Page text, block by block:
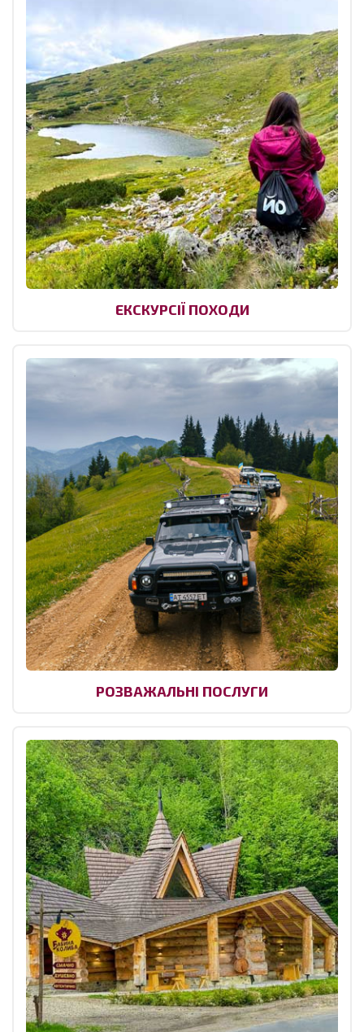
ЕКСКУРСІЇ ПОХОДИ
РОЗВАЖАЛЬНІ ПОСЛУГИ